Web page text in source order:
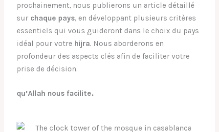
prochainement, nous publierons un article détaillé
sur chaque pays, en développant plusieurs critères
essentiels qui vous guideront dans le choix du pays
idéal pour votre hijra. Nous aborderons en
profondeur des aspects clés afin de faciliter votre
prise de décision.
qu’Allah nous facilite.